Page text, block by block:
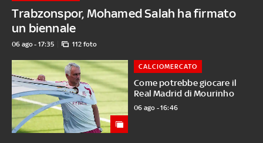
Trabzonspor, Mohamed Salah ha firmato
un biennale
06 ago - 17:35 112 foto
Come potrebbe giocare il
Real Madrid di Mourinho
CALCIOMERCATO
06 ago - 16:46